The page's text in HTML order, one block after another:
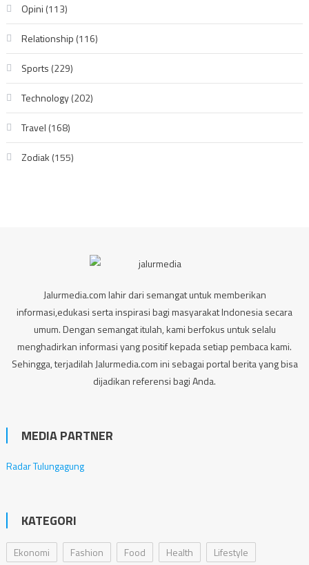
Opini (113)
Relationship (116)
Sports (229)
Technology(202)
Travel (168)
Zodiak (155)
Jalurmedia.com lahir dari semangat untuk memberikan
informasi,edukasi serta inspirasi bagi masyarakat Indonesia secara
umum. Dengan semangat itulah, kami berfokus untuk selalu
menghadirkan informasi yang positif kepada setiap pembaca kami.
Sehingga, terjadilah Jalurmedia.com ini sebagai portal berita yang bisa
dijadikan referensi bagi Anda.
MEDIA PARTNER
Radar Tulungagung
KATEGORI
Ekonomi Fashion Food Health
Lifestyle